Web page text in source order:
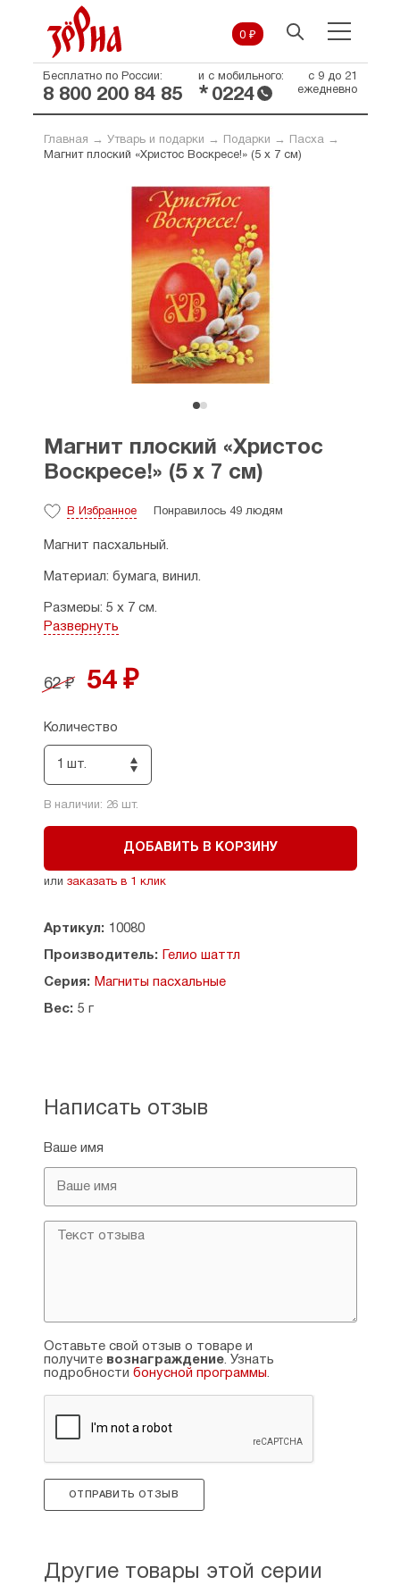
0 ₽
Бесплатно по России:
8 800 200 84 85
и с мобильного:
* 0224
с 9 до 21
ежедневно
Главная → Утварь и подарки → Подарки → Пасха→
Магнит плоский «Христос Воскресе!» (5 х 7 см)
Магнит плоский «Христос
Воскресе!» (5 х 7 см)
В Избранное Понравилось 49 людям
Магнит пасхальный.
Материал: бумага, винил.
Размеры: 5 х 7 см.
Развернуть
62 ₽ 54 ₽
Количество
1 шт.
В наличии: 26 шт.
ДОБАВИТЬ В КОРЗИНУ
или заказать в 1 клик
Артикул: 10080
Производитель: Гелио шаттл
Серия: Магниты пасхальные
Вес: 5 г
Написать отзыв
Ваше имя
Оставьте свой отзыв о товаре и
получите вознаграждение. Узнать
подробности бонусной программы.
ОТПРАВИТЬ ОТЗЫВ
Другие товары этой серии